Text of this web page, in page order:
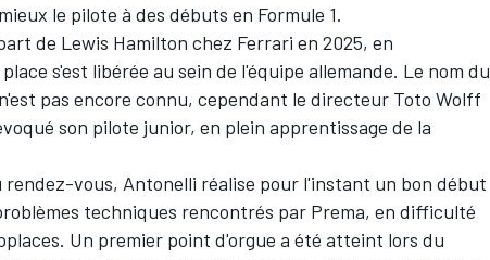
le pilote à des débuts en Formule 1.
de Lewis Hamilton chez Ferrari en 2025, en
s'est libérée au sein de l'équipe allemande. Le nom du
n'est pas encore connu, cependant le directeur Toto Wolff
son pilote junior, en plein apprentissage de la
rendez-vous, Antonelli réalise pour l'instant un bon début
techniques rencontrés par Prema, en difficulté
Un premier point d'orgue a été atteint lors du